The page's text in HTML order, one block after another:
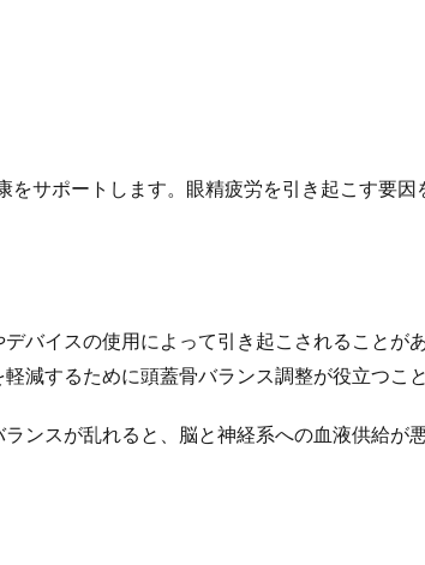
サポートします。眼精疲労を引き起こす要因
バイスの使用によって引き起こされることが
減するために頭蓋骨バランス調整が役立つこと
ンスが乱れると、脳と神経系への血液供給が